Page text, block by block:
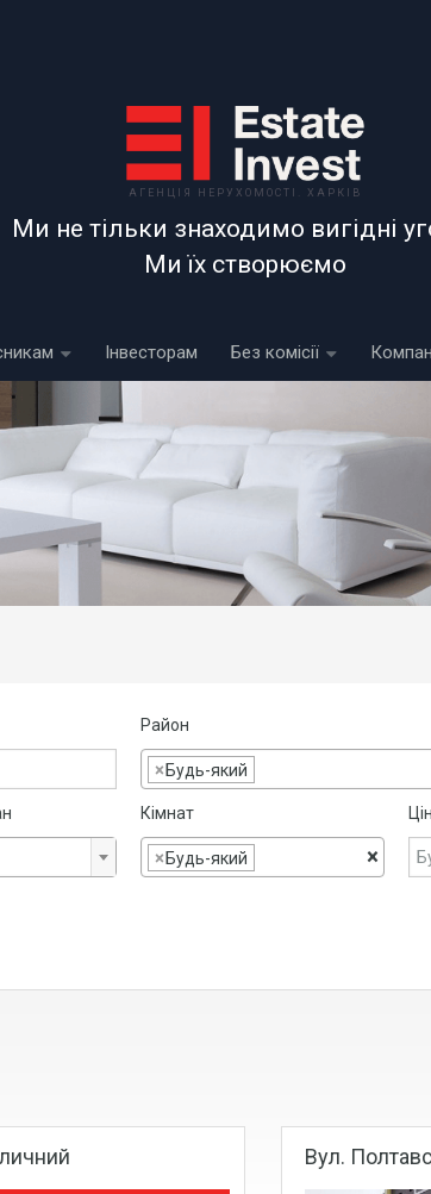
АГЕНЦІЯ НЕРУХОМОСТІ. ХАРКІВ
Ми не тільки знаходимо вигідні
Ми їх створюємо
Інвесторам Без комісії
Район
× Будь-який
Кімнат
×
× Будь-який
Вул.